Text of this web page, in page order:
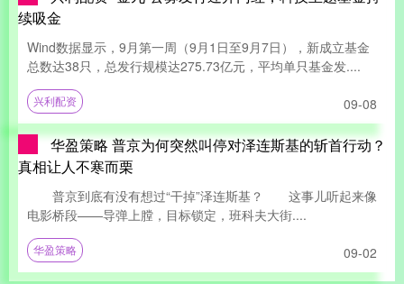
续吸金
Wind数据显示，9月第一周（9月1日至9月7日），新成立基金
总数达38只，总发行规模达275.73亿元，平均单只基金发....
兴利配资 09-08
华盈策略 普京为何突然叫停对泽连斯基的斩首行动？
真相让人不寒而栗
普京到底有没有想过“干掉”泽连斯基？ 这事儿听起来像
电影桥段——导弹上膛，目标锁定，班科夫大街....
华盈策略 09-02